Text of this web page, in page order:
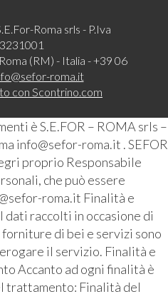
Roma srls - P.Iva
(RM) - Italia - +39 06
roma.it
con Scontrino.com
è S.E.FOR – ROMA srls –
info@sefor-roma.it . SEFOR
proprio Responsabile
che può essere
roma.it Finalità e
raccolti in occasione di
di bei e servizi sono
il servizio. Finalità e
Accanto ad ogni finalità è
trattamento: Finalità del